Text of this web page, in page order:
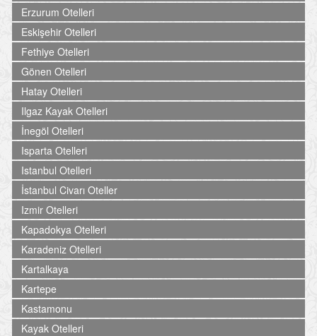
Erzurum Otelleri
Eskişehir Otelleri
Fethiye Otelleri
Gönen Otelleri
Hatay Otelleri
Ilgaz Kayak Otelleri
İnegöl Otelleri
Isparta Otelleri
Istanbul Otelleri
İstanbul Civarı Oteller
Izmir Otelleri
Kapadokya Otelleri
Karadeniz Otelleri
Kartalkaya
Kartepe
Kastamonu
Kayak Otelleri